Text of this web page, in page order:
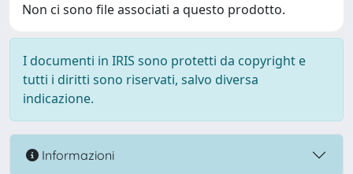
Non ci sono file associati a questo prodotto.
I documenti in IRIS sono protetti da copyright e
tutti i diritti sono riservati, salvo diversa
indicazione.
Informazioni